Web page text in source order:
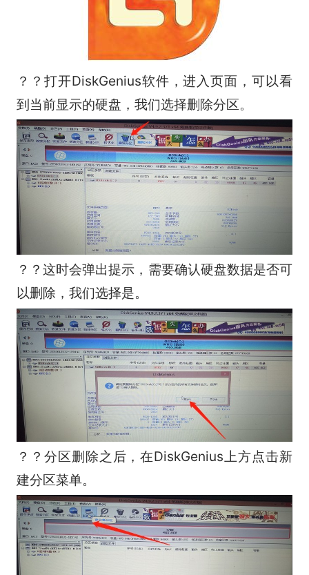
？？打开DiskGenius软件，进入页面，可以看
到当前显示的硬盘，我们选择删除分区。
？？这时会弹出提示，需要确认硬盘数据是否可
以删除，我们选择是。
？？分区删除之后，在DiskGenius上方点击新
建分区菜单。